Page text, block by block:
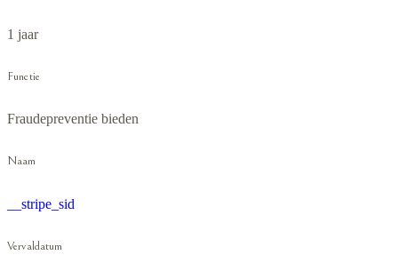
1 jaar
Functie
Fraudepreventie bieden
Naam
__stripe_sid
Vervaldatum